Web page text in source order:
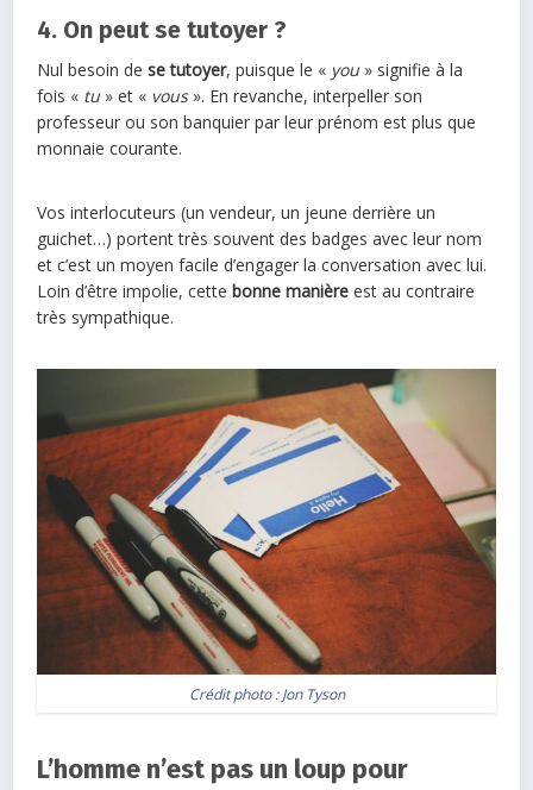
4. On peut se tutoyer ?
Nul besoin dese tutoyer, puisque le « you » signifie à la
fois « tu » et « vous». En revanche, interpeller son
professeur ou son banquier par leur prénom est plus que
monnaie courante.
Vos interlocuteurs (un vendeur, un jeune derrière un
guichet…) portent très souvent des badges avec leur nom
et c’est un moyen facile d’engager la conversation avec lui.
Loin d’être impolie, cette bonne manière est au contraire
très sympathique.
Crédit photo :Jon Tyson
L’homme n’est pas un loup pour